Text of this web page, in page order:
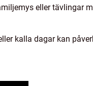
eller tävlingar
kalla dagar kan